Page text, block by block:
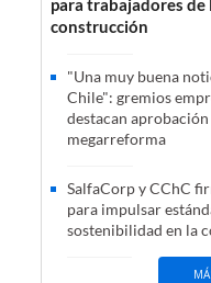
para trabajadores de
construcción
"Una muy buena
Chile": gremios
destacan aprobación
megarreforma
SalfaCorp y CChC
para impulsar
sostenibilidad en la